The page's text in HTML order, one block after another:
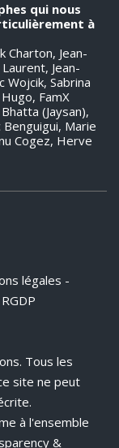
qui nous
à
Charton, Jean-
Jean-
Wojcik, Sabrina
FamX
(Jaysan),
Marie
Cogez, Herve
légales -
RGDP
Tous les
site ne peut
à l'ensemble
&